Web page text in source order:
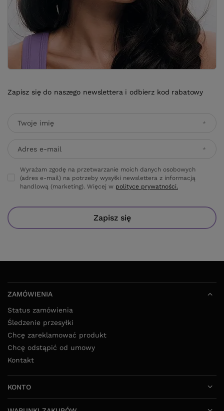
Zapisz się do naszego newslettera i odbierz kod rabatowy
Twoje imię
Adres e-mail
Wyrażam zgodę na przetwarzanie moich danych osobowych
(adres e-mail) na potrzeby wysyłki newslettera z informacją
handlową (marketing). Więcej w polityce prywatności.
Zapisz się
ZAMÓWIENIA
Status zamówienia
Śledzenie przesyłki
Chcę zareklamować produkt
Chcę odstąpić od umowy
Kontakt
KONTO